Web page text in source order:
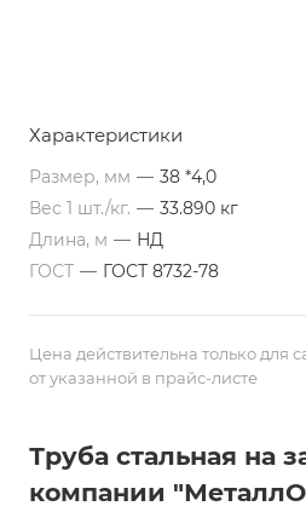
Характеристики
Размер, мм — 38 *4,0
Вес 1 шт./кг. — 33.890 кг
Длина, м — НД
ГОСТ — ГОСТ 8732-78
Цена действительна только для
от указанной в прайс-листе
Труба стальная на
компании